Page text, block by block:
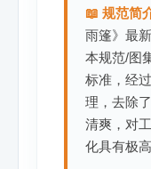
📖 规范简
雨篷》最
本规范/图
标准，经
理，去除
清爽，对
化具有极